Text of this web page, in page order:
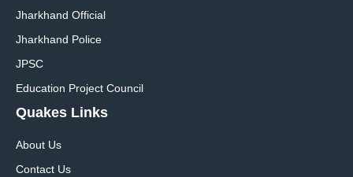
Jharkhand Official
Jharkhand Police
JPSC
Education Project Council
Quakes Links
About Us
Contact Us